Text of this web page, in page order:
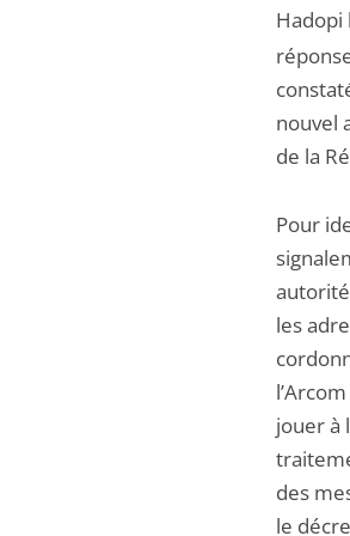
Hadopi
nouvel
de la
Pour
les
jouer à
des
le